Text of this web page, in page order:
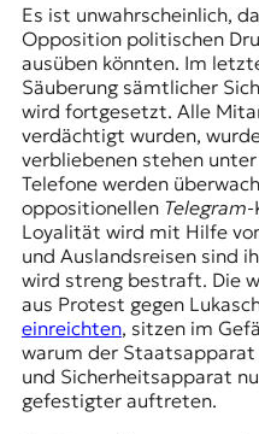
Es ist unwahrscheinlich,
Opposition politischen
ausüben könnten. Im
Säuberung sämtlicher
wird fortgesetzt. Alle
verdächtigt wurden,
verbliebenen stehen
Telefone werden
oppositionellen Telegram-
Loyalität wird mit Hilfe
und Auslandsreisen sind
wird streng bestraft. Die
aus Protest gegen
einreichten, sitzen im
warum der
und Sicherheitsapparat
gefestigter auftreten.